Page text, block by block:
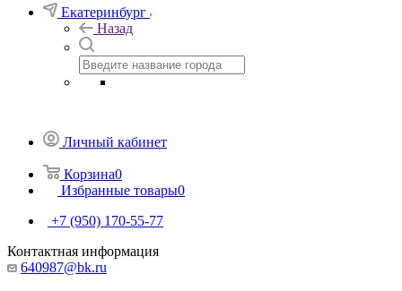
Екатеринбург
Назад
Личный кабинет
Корзина0
Избранные товары0
+7 (950) 170-55-77
Контактная информация
640987@bk.ru